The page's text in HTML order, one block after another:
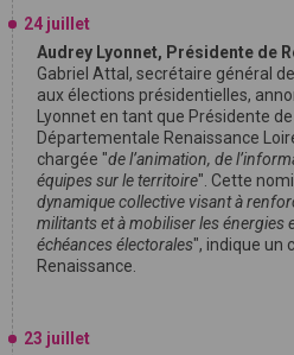
24 juillet
Audrey Lyonnet, Présidente de
Gabriel Attal, secrétaire général
aux élections présidentielles,
Lyonnet en tant que Présidente
Départementale Renaissance
chargée "de l’animation, de
équipes sur le territoire". Cette
dynamique collective visant à
militants et à mobiliser les énergies
échéances électorales", indique un
Renaissance.
23 juillet